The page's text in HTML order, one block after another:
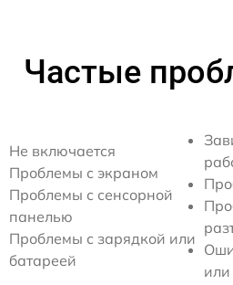
Частые
Не включается
Проблемы с экраном
Проблемы с сенсорной
панелью
Проблемы с зарядкой или
батареей